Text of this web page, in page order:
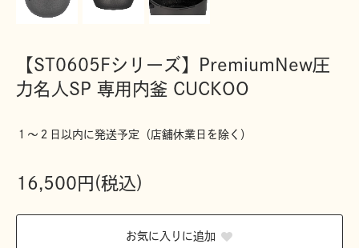
【ST0605Fシリーズ】PremiumNew圧
力名人SP 専用内釜 CUCKOO
１〜２日以内に発送予定（店舗休業日を除く）
16,500円(税込)
お気に入りに追加